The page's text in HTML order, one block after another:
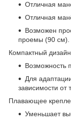
Отличная
Отличная
Возможен
проемы (90 см).
Компактный
Возможность
Для
зависимости от
Плавающее
Уменьшает